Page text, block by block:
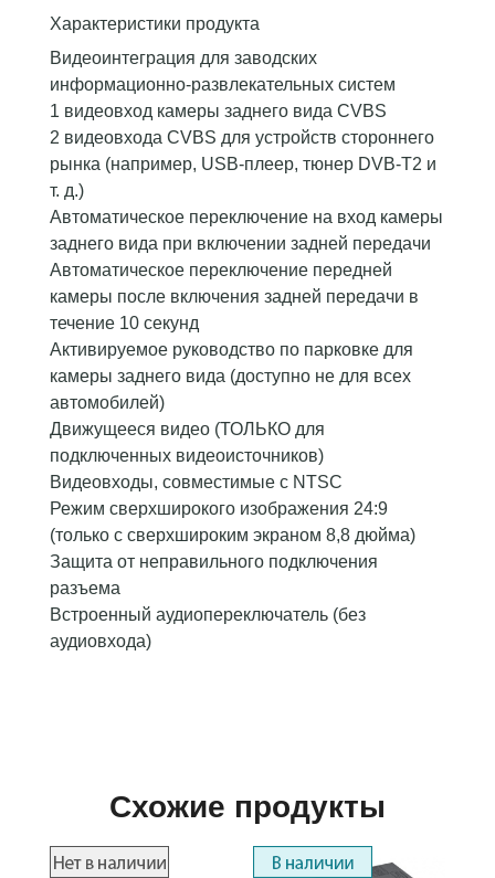
Характеристики продукта
Видеоинтеграция для заводских
информационно-развлекательных систем
1 видеовход камеры заднего вида CVBS
2 видеовхода CVBS для устройств стороннего
рынка (например, USB-плеер, тюнер DVB-T2 и
т. д.)
Автоматическое переключение на вход камеры
заднего вида при включении задней передачи
Автоматическое переключение передней
камеры после включения задней передачи в
течение 10 секунд
Активируемое руководство по парковке для
камеры заднего вида (доступно не для всех
автомобилей)
Движущееся видео (ТОЛЬКО для
подключенных видеоисточников)
Видеовходы, совместимые с NTSC
Режим сверхширокого изображения 24:9
(только с сверхшироким экраном 8,8 дюйма)
Защита от неправильного подключения
разъема
Встроенный аудиопереключатель (без
аудиовхода)
Схожие продукты